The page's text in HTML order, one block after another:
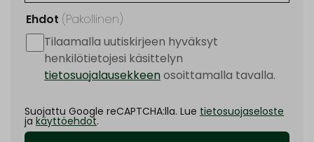
Ehdot (Pakollinen)
Tilaamalla uutiskirjeen hyväksyt
henkilötietojesi käsittelyn
tietosuojalausekkeenosoittamalla tavalla.
Suojattu Google reCAPTCHA:lla. Lue tietosuojaseloste
ja käyttöehdot.